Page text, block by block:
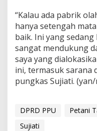
“Kalau ada pabrik
hanya setengah
baik. Ini yang
sangat mendukung
saya yang
ini, termasuk sarana
pungkas Sujiati.
DPRD PPU Petani
Sujiati